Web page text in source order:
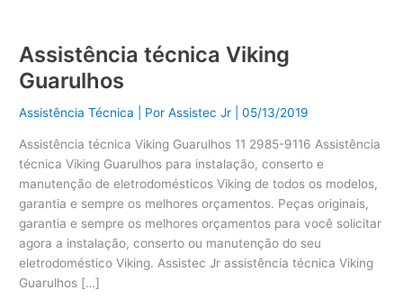
Assistência técnica Viking
Guarulhos
Assistência Técnica | PorAssistec Jr |05/13/2019
Assistência técnica Viking Guarulhos 11 2985-9116 Assistência
técnica Viking Guarulhos para instalação, conserto e
manutenção de eletrodomésticos Viking de todos os modelos,
garantia e sempre os melhores orçamentos. Peças originais,
garantia e sempre os melhores orçamentos para você solicitar
agora a instalação, conserto ou manutenção do seu
eletrodoméstico Viking. Assistec Jr assistência técnica Viking
Guarulhos […]
Assistência
técnica
Viking
Guarulhos